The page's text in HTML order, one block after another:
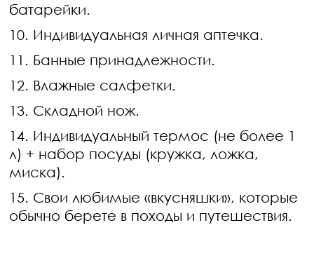
батарейки.
10. Индивидуальная личная аптечка.
11. Банные принадлежности.
12. Влажные салфетки.
13. Складной нож.
14. Индивидуальный термос (не более 1
л) + набор посуды (кружка, ложка,
миска).
15. Свои любимые «вкусняшки», которые
обычно берете в походы и путешествия.